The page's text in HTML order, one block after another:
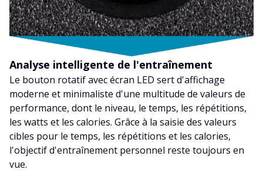
Analyse intelligente de l'entraînement
Le bouton rotatif avec écran LED sert d'affichage
moderne et minimaliste d'une multitude de valeurs de
performance, dont le niveau, le temps, les répétitions,
les watts et les calories. Grâce à la saisie des valeurs
cibles pour le temps, les répétitions et les calories,
l'objectif d'entraînement personnel reste toujours en
vue.